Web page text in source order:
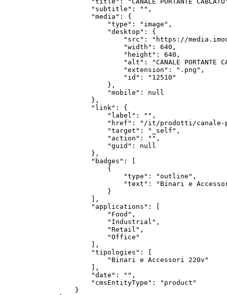
        "subtitle": "",
        "media": {
            "type": "image",
            "desktop": {
"src": "https://
                "width": 640,
                "height": 640,
"alt": "CANALE PORTANTE
                "extension": ".png",
                "id": "12510"
            },
            "mobile": null
        },
        "link": {
            "label": "",
"href": "/it/prodotti/
            "target": "_self",
            "action": "",
            "guid": null
        },
        "badges": [
            {
                "type": "outline",
"text": "Binari e
            }
        ],
        "applications": [
            "Food",
            "Industrial",
            "Retail",
            "Office"
        ],
        "tipologies": [
            "Binari e Accessori 220v"
        ],
        "date": "",
        "cmsEntityType": "product"
    }